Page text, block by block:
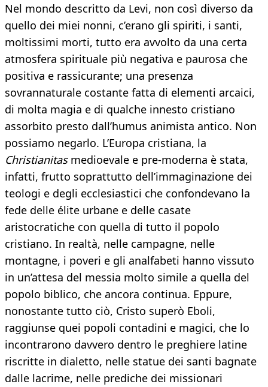
Nel mondo descritto da Levi, non così diverso da
quello dei miei nonni, c’erano gli spiriti, i santi,
moltissimi morti, tutto era avvolto da una certa
atmosfera spirituale più negativa e paurosa che
positiva e rassicurante; una presenza
sovrannaturale costante fatta di elementi arcaici,
di molta magia e di qualche innesto cristiano
assorbito presto dall’humus animista antico. Non
possiamo negarlo. L’Europa cristiana, la
Christianitasmedioevale e pre-moderna è stata,
infatti, frutto soprattutto dell’immaginazione dei
teologi e degli ecclesiastici che confondevano la
fede delle élite urbane e delle casate
aristocratiche con quella di tutto il popolo
cristiano. In realtà, nelle campagne, nelle
montagne, i poveri e gli analfabeti hanno vissuto
in un’attesa del messia molto simile a quella del
popolo biblico, che ancora continua. Eppure,
nonostante tutto ciò, Cristo superò Eboli,
raggiunse quei popoli contadini e magici, che lo
incontrarono davvero dentro le preghiere latine
riscritte in dialetto, nelle statue dei santi bagnate
dalle lacrime, nelle prediche dei missionari